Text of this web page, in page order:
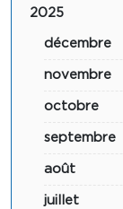
2025
décembre
novembre
octobre
septembre
août
juillet